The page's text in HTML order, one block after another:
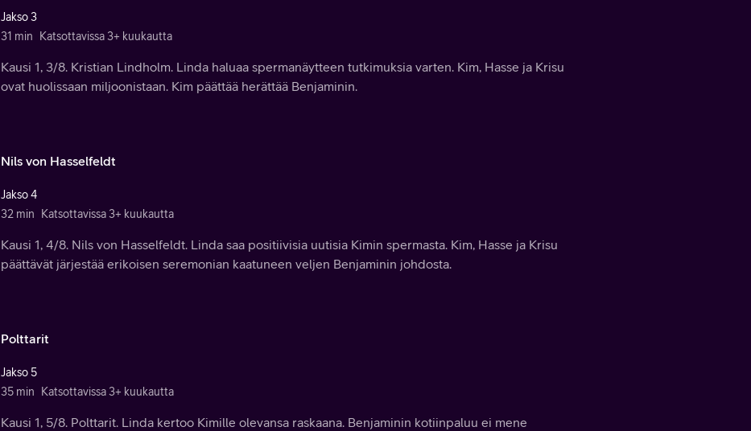
Jakso 3
31 min
Katsottavissa 3+ kuukautta
Kausi 1, 3/8. Kristian Lindholm. Linda haluaa spermanäytteen tutkimuksia varten. Kim, Hasse ja Krisu
ovat huolissaan miljoonistaan. Kim päättää herättää Benjaminin.
Nils von Hasselfeldt
Jakso 4
32 min
Katsottavissa 3+ kuukautta
Kausi 1, 4/8. Nils von Hasselfeldt. Linda saa positiivisia uutisia Kimin spermasta. Kim, Hasse ja Krisu
päättävät järjestää erikoisen seremonian kaatuneen veljen Benjaminin johdosta.
Polttarit
Jakso 5
35 min
Katsottavissa 3+ kuukautta
Kausi 1, 5/8. Polttarit. Linda kertoo Kimille olevansa raskaana. Benjaminin kotiinpaluu ei mene